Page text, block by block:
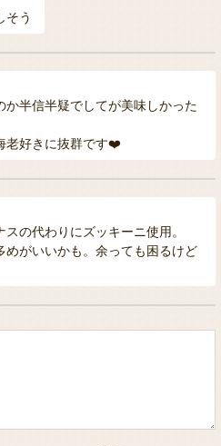
そう
か半信半疑でしてが美味しかった
老好きに抜群です❤️
の代わりにズッキーニ使用。
めがいいかも。余っても困るけど